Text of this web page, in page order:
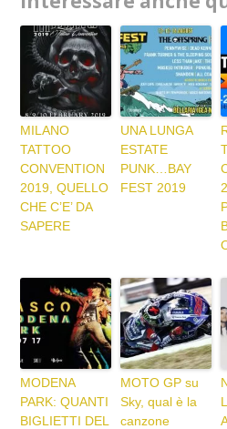
MILANO
TATTOO
CONVENTION
2019, QUELLO
CHE C’E’ DA
SAPERE
UNA LUNGA
ESTATE
PUNK…BAY
FEST 2019
MODENA
PARK: QUANTI
BIGLIETTI DEL
MOTO GP su
Sky, qual è la
canzone